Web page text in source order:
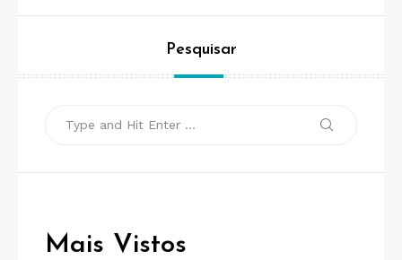
Pesquisar
Search
Mais Vistos